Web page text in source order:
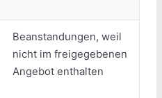
Beanstandungen, weil
nicht im freigegebenen
Angebot enthalten